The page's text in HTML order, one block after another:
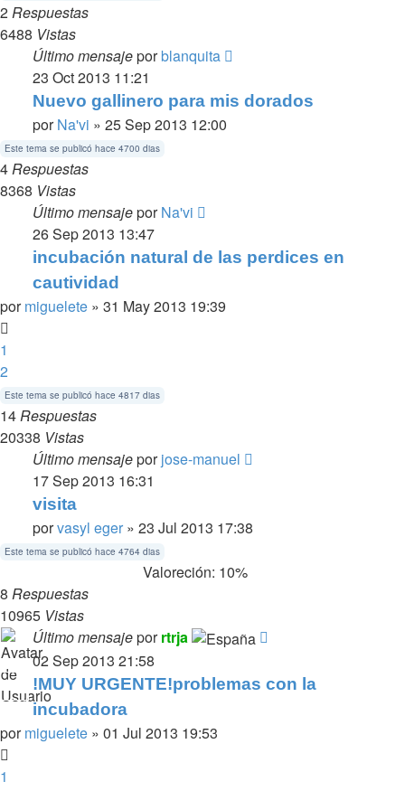
2Respuestas
6488 Vistas
Último mensajeporblanquita
23 Oct 2013 11:21
Nuevo gallinero para mis dorados
porNa'vi » 25 Sep 2013 12:00
Este tema se publicó hace 4700 dias
4Respuestas
8368 Vistas
Último mensajeporNa'vi
26 Sep 2013 13:47
incubación natural de las perdices en
cautividad
pormiguelete » 31 May 2013 19:39
1
2
Este tema se publicó hace 4817 dias
14Respuestas
20338 Vistas
Último mensajeporjose-manuel
17 Sep 2013 16:31
visita
porvasyl eger » 23 Jul 2013 17:38
Este tema se publicó hace 4764 dias
Valoreción: 10%
8 Respuestas
10965 Vistas
Último mensajeporrtrja
02 Sep 2013 21:58
!MUY URGENTE!problemas con la
incubadora
pormiguelete » 01 Jul 2013 19:53
1